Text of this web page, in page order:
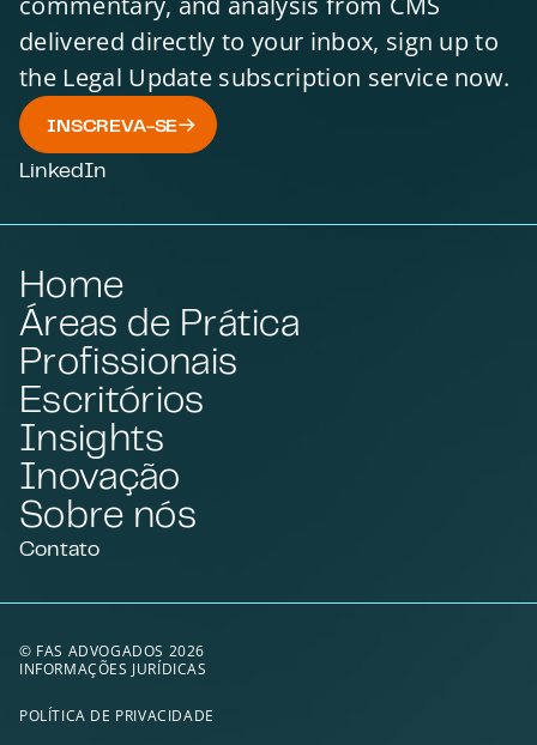
delivered directly to your inbox, sign up to
the Legal Update subscription service now.
INSCREVA-SE
LinkedIn
Home
Áreas de Prática
Profissionais
Escritórios
Insights
Inovação
Sobre nós
Contato
© FAS ADVOGADOS 2026
INFORMAÇÕES JURÍDICAS
POLÍTICA DE PRIVACIDADE